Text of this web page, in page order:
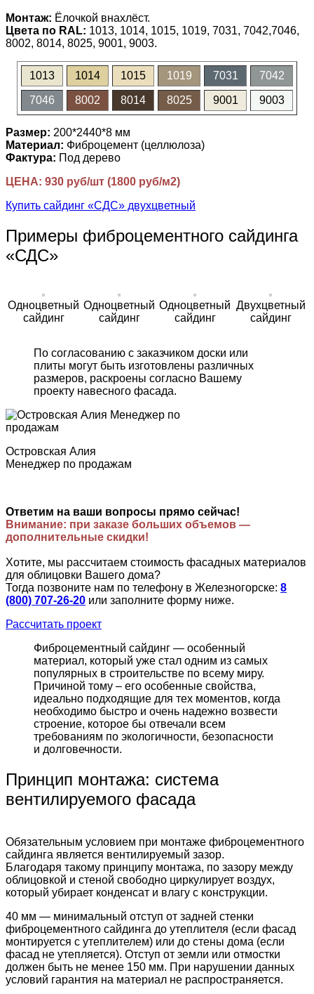
Монтаж: Ёлочкой внахлёст.
Цвета по RAL: 1013, 1014, 1015, 1019, 7031, 7042,7046,
8002, 8014, 8025, 9001, 9003.
1013 1014 1015 1019 7031 7042
7046 8002 8014 8025 9001 9003
Размер: 200*2440*8 мм
Материал: Фиброцемент (целлюлоза)
Фактура: Под дерево
ЦЕНА: 930 руб/шт (1800 руб/м2)
Купить сайдинг «СДС» двухцветный
Примеры фиброцементного сайдинга
«СДС»
Одноцветный
сайдинг
Одноцветный
сайдинг
Одноцветный
сайдинг
Двухцветный
сайдинг
По согласованию с заказчиком доски или
плиты могут быть изготовлены различных
размеров, раскроены согласно Вашему
проекту навесного фасада.
Островская Алия
Менеджер по продажам
Ответим на ваши вопросы прямо сейчас!
Внимание: при заказе больших объемов —
дополнительные скидки!
Хотите, мы рассчитаем стоимость фасадных материалов
для облицовки Вашего дома?
Тогда позвоните нам по телефону в Железногорске: 8
(800) 707-26-20 или заполните форму ниже.
Рассчитать проект
Фиброцементный сайдинг — особенный
материал, который уже стал одним из самых
популярных в строительстве по всему миру.
Причиной тому – его особенные свойства,
идеально подходящие для тех моментов, когда
необходимо быстро и очень надежно возвести
строение, которое бы отвечали всем
требованиям по экологичности, безопасности
и долговечности.
Принцип монтажа: система
вентилируемого фасада
Обязательным условием при монтаже фиброцементного
сайдинга является вентилируемый зазор.
Благодаря такому принципу монтажа, по зазору между
облицовкой и стеной свободно циркулирует воздух,
который убирает конденсат и влагу с конструкции.
40 мм — минимальный отступ от задней стенки
фиброцементного сайдинга до утеплителя (если фасад
монтируется с утеплителем) или до стены дома (если
фасад не утепляется). Отступ от земли или отмостки
должен быть не менее 150 мм. При нарушении данных
условий гарантия на материал не распространяется.